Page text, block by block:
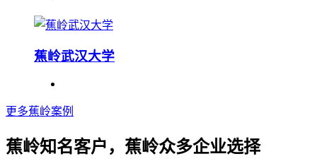
蕉岭武汉大学
更多蕉岭案例
蕉岭知名客户，蕉岭众多企业选择